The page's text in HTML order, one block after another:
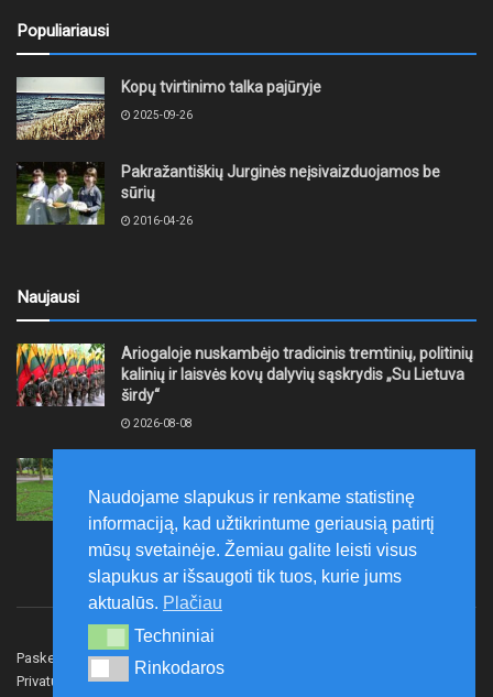
Populiariausi
Kopų tvirtinimo talka pajūryje
2025-09-26
Pakražantiškių Jurginės neįsivaizduojamos be
sūrių
2016-04-26
Naujausi
Ariogaloje nuskambėjo tradicinis tremtinių, politinių
kalinių ir laisvės kovų dalyvių sąskrydis „Su Lietuva
širdy“
2026-08-08
laikytis Kelių eismo taisyklių, tausoti aplinką
2026-08-08
Paskelbk naujieną Rašyti redakcijai
Privatumo politika
Naudojame slapukus ir renkame statistinę
informaciją, kad užtikrintume geriausią patirtį
mūsų svetainėje. Žemiau galite leisti visus
slapukus ar išsaugoti tik tuos, kurie jums
aktualūs. Plačiau
Techniniai
Techniniai
Rinkodaros
Rinkodaros